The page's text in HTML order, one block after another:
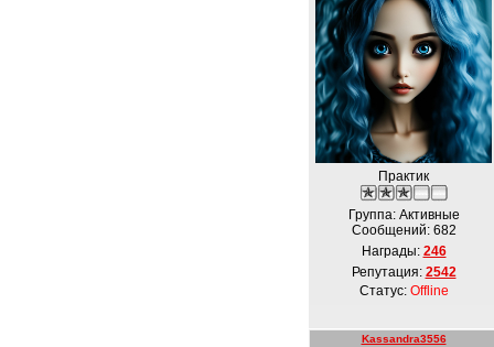
Практик
Группа: Активные
Сообщений: 682
Награды: 246
Репутация: 2542
Статус: Offline
Kassandra3556